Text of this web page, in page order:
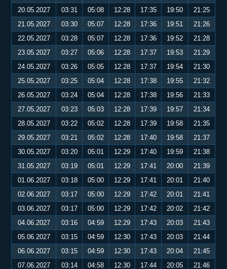
20.05.2027
03:31 05:08 12:28 17:35 19:50
21:25
21.05.2027
03:30 05:07 12:28 17:36 19:51
21:26
22.05.2027
03:28 05:07 12:28 17:36 19:52
21:28
23.05.2027
03:27 05:06 12:28 17:37 19:53
21:29
24.05.2027
03:26 05:05 12:28 17:37 19:54
21:30
25.05.2027
03:25 05:04 12:28 17:38 19:55
21:32
26.05.2027
03:24 05:04 12:28 17:38 19:56
21:33
27.05.2027
03:23 05:03 12:28 17:39 19:57
21:34
28.05.2027
03:22 05:02 12:28 17:39 19:58
21:35
29.05.2027
03:21 05:02 12:28 17:40 19:58
21:37
30.05.2027
03:20 05:01 12:29 17:40 19:59
21:38
31.05.2027
03:19 05:01 12:29 17:41 20:00
21:39
01.06.2027
03:18 05:00 12:29 17:41 20:01
21:40
02.06.2027
03:17 05:00 12:29 17:42 20:01
21:41
03.06.2027
03:17 05:00 12:29 17:42 20:02
21:42
04.06.2027
03:16 04:59 12:29 17:43 20:03
21:43
05.06.2027
03:15 04:59 12:30 17:43 20:03
21:44
06.06.2027
03:15 04:59 12:30 17:43 20:04
21:45
07.06.2027
03:14 04:58 12:30 17:44 20:05
21:46